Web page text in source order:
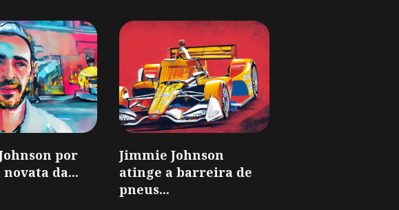
por
da...
Jimmie Johnson
atinge a barreira de
pneus...